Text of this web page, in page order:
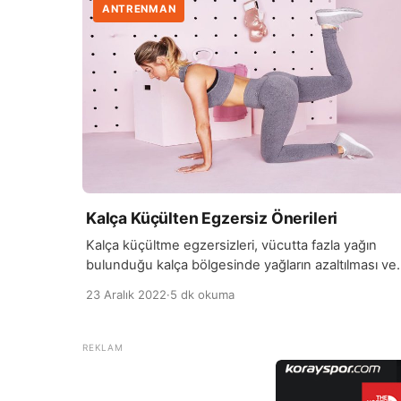
ANTRENMAN
Kalça Küçülten Egzersiz Önerileri
Kalça küçültme egzersizleri, vücutta fazla yağın
bulunduğu kalça bölgesinde yağların azaltılması ve
çalışmalarıdır. Amacınız, kilo vermek ve vücut
olmayabileceğini de belirtmek isteriz. Kalça
bölgesinin küçültülmesi için birçok farklı egzersiz
vardır. Bu egzersizler genellikle kalça, bacak ve
23 Aralık 2022·5 dk okuma